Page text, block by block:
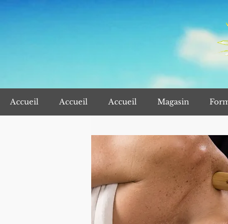
Accueil Accueil Accueil Magasin